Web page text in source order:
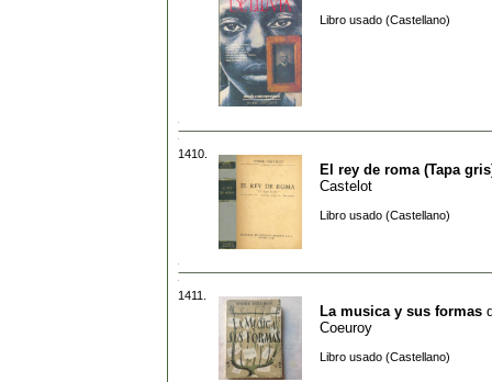
Libro usado (Castellano)
1410.
El rey de roma (Tapa
Castelot
Libro usado (Castellano)
1411.
La musica y sus formas
Coeuroy
Libro usado (Castellano)